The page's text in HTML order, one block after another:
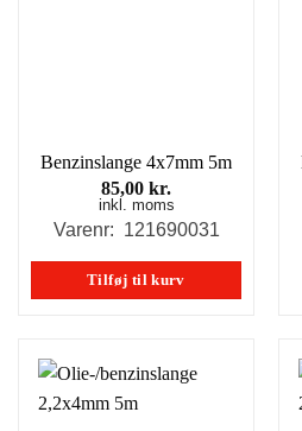
Benzinslange 4x7mm 5m
85,00 kr.
inkl. moms
Varenr: 121690031
Tilføj til kurv